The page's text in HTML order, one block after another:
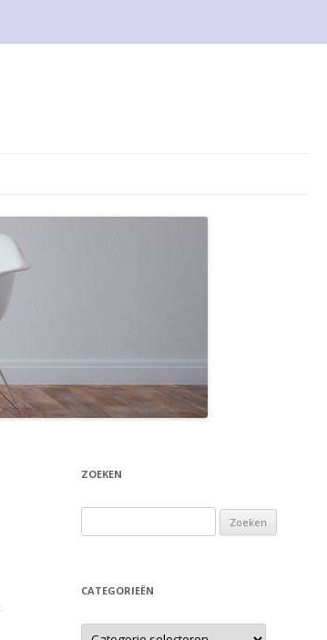
ZOEKEN
CATEGORIEËN